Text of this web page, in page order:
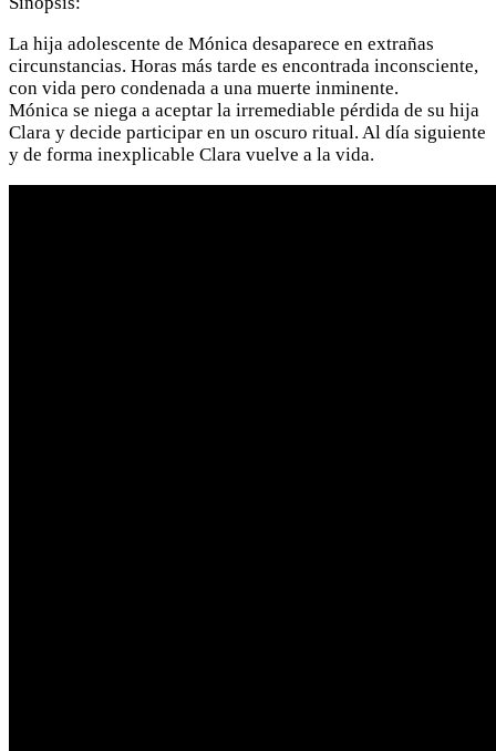
La hija adolescente de Mónica desaparece en extrañas
circunstancias. Horas más tarde es encontrada inconsciente,
con vida pero condenada a una muerte inminente.
Mónica se niega a aceptar la irremediable pérdida de su hija
Clara y decide participar en un oscuro ritual. Al día siguiente
y de forma inexplicable Clara vuelve a la vida.